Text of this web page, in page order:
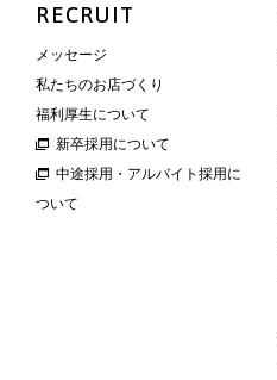
RECRUIT
メッセージ
私たちのお店づくり
福利厚生について
新卒採用について
中途採用・アルバイト採用に
ついて